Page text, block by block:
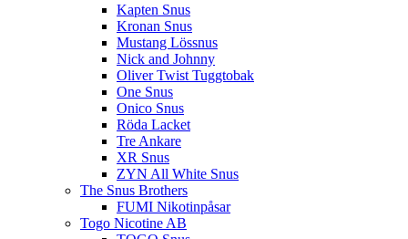
Kapten Snus
Kronan Snus
Mustang Lössnus
Nick and Johnny
Oliver Twist Tuggtobak
One Snus
Onico Snus
Röda Lacket
Tre Ankare
XR Snus
ZYN All White Snus
The Snus Brothers
FUMI Nikotinpåsar
Togo Nicotine AB